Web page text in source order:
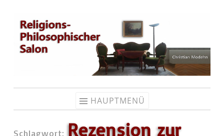
Zum
Inhalt
springen
HAUPTMENÜ
Schlagwort: Rezension zur